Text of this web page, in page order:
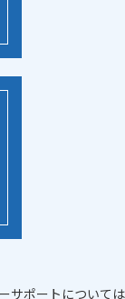
サポートについては